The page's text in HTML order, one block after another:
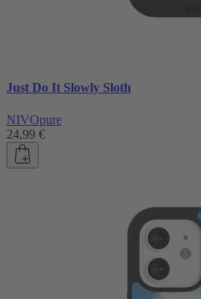
Just Do It Slowly Sloth
NIVOpure
24,99 €